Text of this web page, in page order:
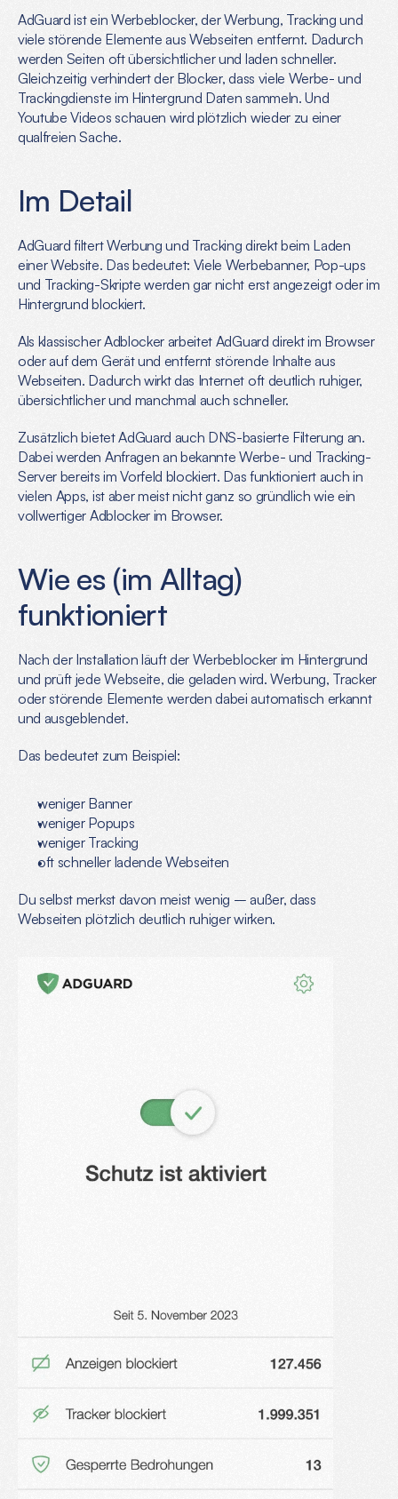
AdGuard ist ein Werbeblocker, der Werbung, Tracking und
viele störende Elemente aus Webseiten entfernt. Dadurch
werden Seiten oft übersichtlicher und laden schneller.
Gleichzeitig verhindert der Blocker, dass viele Werbe- und
Trackingdienste im Hintergrund Daten sammeln. Und
Youtube Videos schauen wird plötzlich wieder zu einer
qualfreien Sache.
Im Detail
AdGuard filtert Werbung und Tracking direkt beim Laden
einer Website. Das bedeutet: Viele Werbebanner, Pop-ups
und Tracking-Skripte werden gar nicht erst angezeigt oder im
Hintergrund blockiert.
Als klassischer Adblocker arbeitet AdGuard direkt im Browser
oder auf dem Gerät und entfernt störende Inhalte aus
Webseiten. Dadurch wirkt das Internet oft deutlich ruhiger,
übersichtlicher und manchmal auch schneller.
Zusätzlich bietet AdGuard auch DNS-basierte Filterung an.
Dabei werden Anfragen an bekannte Werbe- und Tracking-
Server bereits im Vorfeld blockiert. Das funktioniert auch in
vielen Apps, ist aber meist nicht ganz so gründlich wie ein
vollwertiger Adblocker im Browser.
Wie es (im Alltag)
funktioniert
Nach der Installation läuft der Werbeblocker im Hintergrund
und prüft jede Webseite, die geladen wird. Werbung, Tracker
oder störende Elemente werden dabei automatisch erkannt
und ausgeblendet.
Das bedeutet zum Beispiel:
weniger Banner
weniger Popups
weniger Tracking
oft schneller ladende Webseiten
Du selbst merkst davon meist wenig – außer, dass
Webseiten plötzlich deutlich ruhiger wirken.